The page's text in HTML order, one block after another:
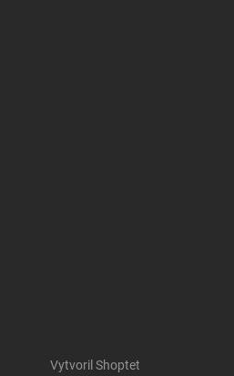
Vytvoril Shoptet